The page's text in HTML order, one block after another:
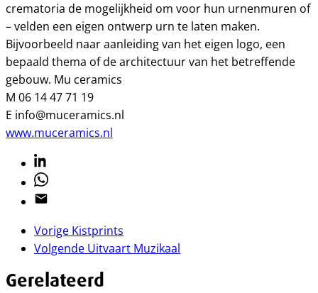
crematoria de mogelijkheid om voor hun urnenmuren of
– velden een eigen ontwerp urn te laten maken.
Bijvoorbeeld naar aanleiding van het eigen logo, een
bepaald thema of de architectuur van het betreffende
gebouw. Mu ceramics
M 06 14 47 71 19
E info@muceramics.nl
www.muceramics.nl
Linkedin
Whatsapp
Email
Vorige Kistprints
Volgende Uitvaart Muzikaal
Gerelateerd